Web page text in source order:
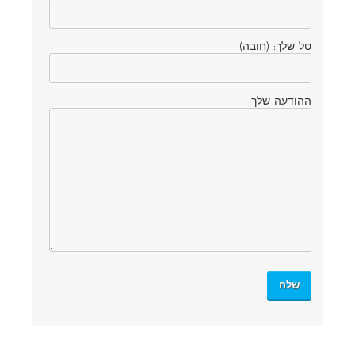
טל שלך: (חובה)
ההודעה שלך